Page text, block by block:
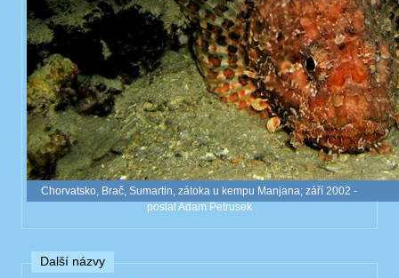
Chorvatsko, Brač, Sumartin, zátoka u kempu Manjana; září 2002 -
poslal Adam Petrusek
Další názvy